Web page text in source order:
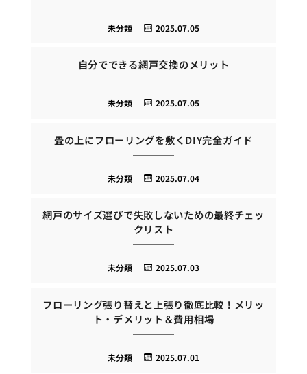
2025.07.05
未分類
自分でできる網戸交換のメリット
2025.07.05
未分類
畳の上にフローリングを敷くDIY完全ガイド
2025.07.04
未分類
網戸のサイズ選びで失敗しないための最終チェッ
クリスト
2025.07.03
未分類
フローリング張り替えと上張り徹底比較！メリッ
ト・デメリット＆費用相場
2025.07.01
未分類